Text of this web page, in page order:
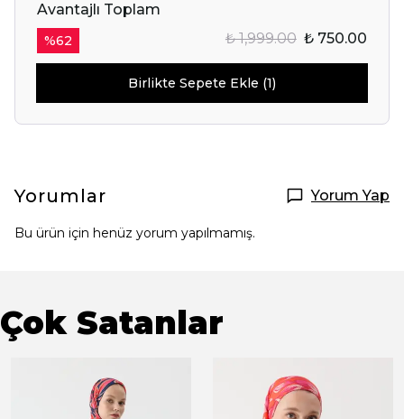
Avantajlı Toplam
%62 ₺ 1,999.00 ₺ 750.00
Birlikte Sepete Ekle (1)
Yorumlar Yorum Yap
Bu ürün için henüz yorum yapılmamış.
Çok Satanlar